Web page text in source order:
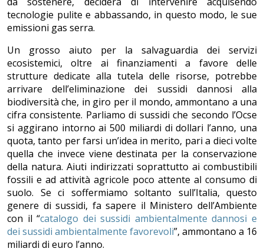
tecnologie pulite e abbassando, in questo modo, le sue
emissioni gas serra.
Un grosso aiuto per la salvaguardia dei servizi
ecosistemici, oltre ai finanziamenti a favore delle
strutture dedicate alla tutela delle risorse, potrebbe
arrivare dell’eliminazione dei sussidi dannosi alla
biodiversità che, in giro per il mondo, ammontano a una
cifra consistente. Parliamo di sussidi che secondo l’Ocse
si aggirano intorno ai 500 miliardi di dollari l’anno, una
quota, tanto per farsi un’idea in merito, pari a dieci volte
quella che invece viene destinata per la conservazione
della natura. Aiuti indirizzati soprattutto ai combustibili
fossili e ad attività agricole poco attente al consumo di
suolo. Se ci soffermiamo soltanto sull’Italia, questo
genere di sussidi, fa sapere il Ministero dell’Ambiente
con il “catalogo dei sussidi ambientalmente dannosi e
dei sussidi ambientalmente favorevoli”, ammontano a 16
miliardi di euro l’anno.